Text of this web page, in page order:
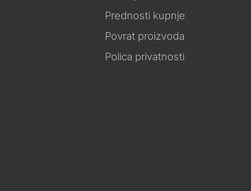
Prednosti kupnje
Povrat proizvoda
Polica privatnosti